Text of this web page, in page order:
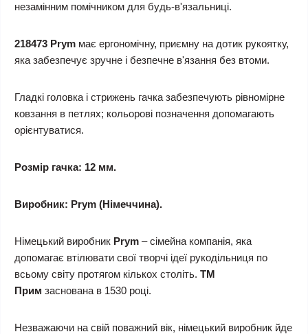
незамінним помічником для будь-в'язальниці.
218473 Prym має ергономічну, приємну на дотик рукоятку,
яка забезпечує зручне і безпечне в'язання без втоми.
Гладкі головка і стрижень гачка забезпечують рівномірне
ковзання в петлях; кольорові позначення допомагають
орієнтуватися.
Розмір гачка: 12 мм.
Виробник: Prym (Німеччина).
Німецький виробник Prym – сімейна компанія, яка
допомагає втілювати свої творчі ідеї рукодільниця по
всьому світу протягом кількох століть. ТМ
Прим заснована в 1530 році.
Незважаючи на свій поважний вік, німецький виробник йде